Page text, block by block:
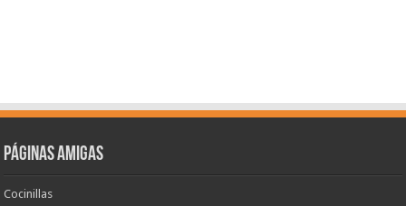
Páginas amigas
Cocinillas